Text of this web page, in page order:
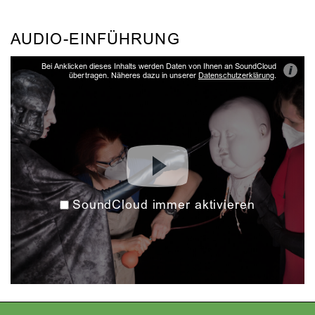
AUDIO-EINFÜHRUNG
Bei Anklicken dieses Inhalts werden Daten von Ihnen an SoundCloud
übertragen. Näheres dazu in unserer Datenschutzerklärung. i
SoundCloud immer aktivieren